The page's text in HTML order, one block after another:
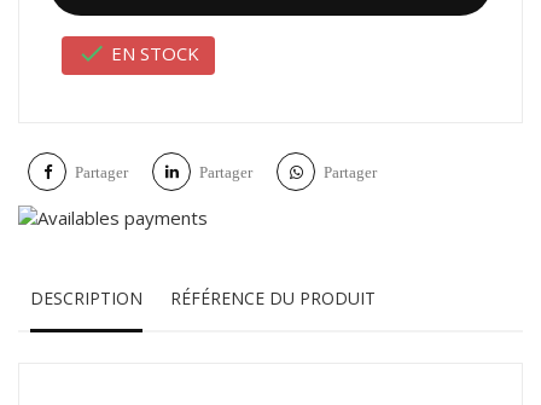
 EN STOCK
Partager Partager Partager
DESCRIPTION RÉFÉRENCE DU PRODUIT